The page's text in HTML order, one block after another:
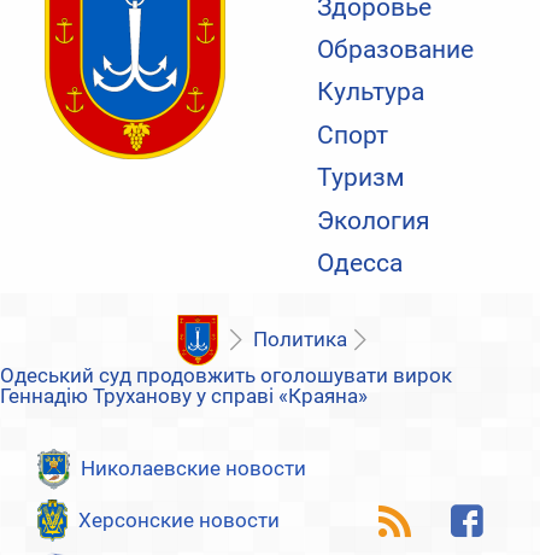
Здоровье
Образование
Культура
Спорт
Туризм
Экология
Одесса
Политика
Одеський суд продовжить оголошувати вирок
Геннадію Труханову у справі «Краяна»
Николаевские новости
Херсонские новости